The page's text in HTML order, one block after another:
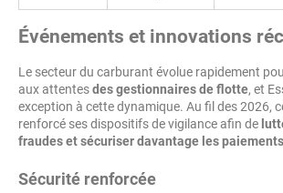
Événements et innovations
Le secteur du carburant évolue rapidement
aux attentesdes gestionnaires de flotte, et
exception à cette dynamique. Au fil des 2026,
renforcé ses dispositifs de vigilance afin de
fraudes et sécuriser davantage les paiements
Sécurité renforcée